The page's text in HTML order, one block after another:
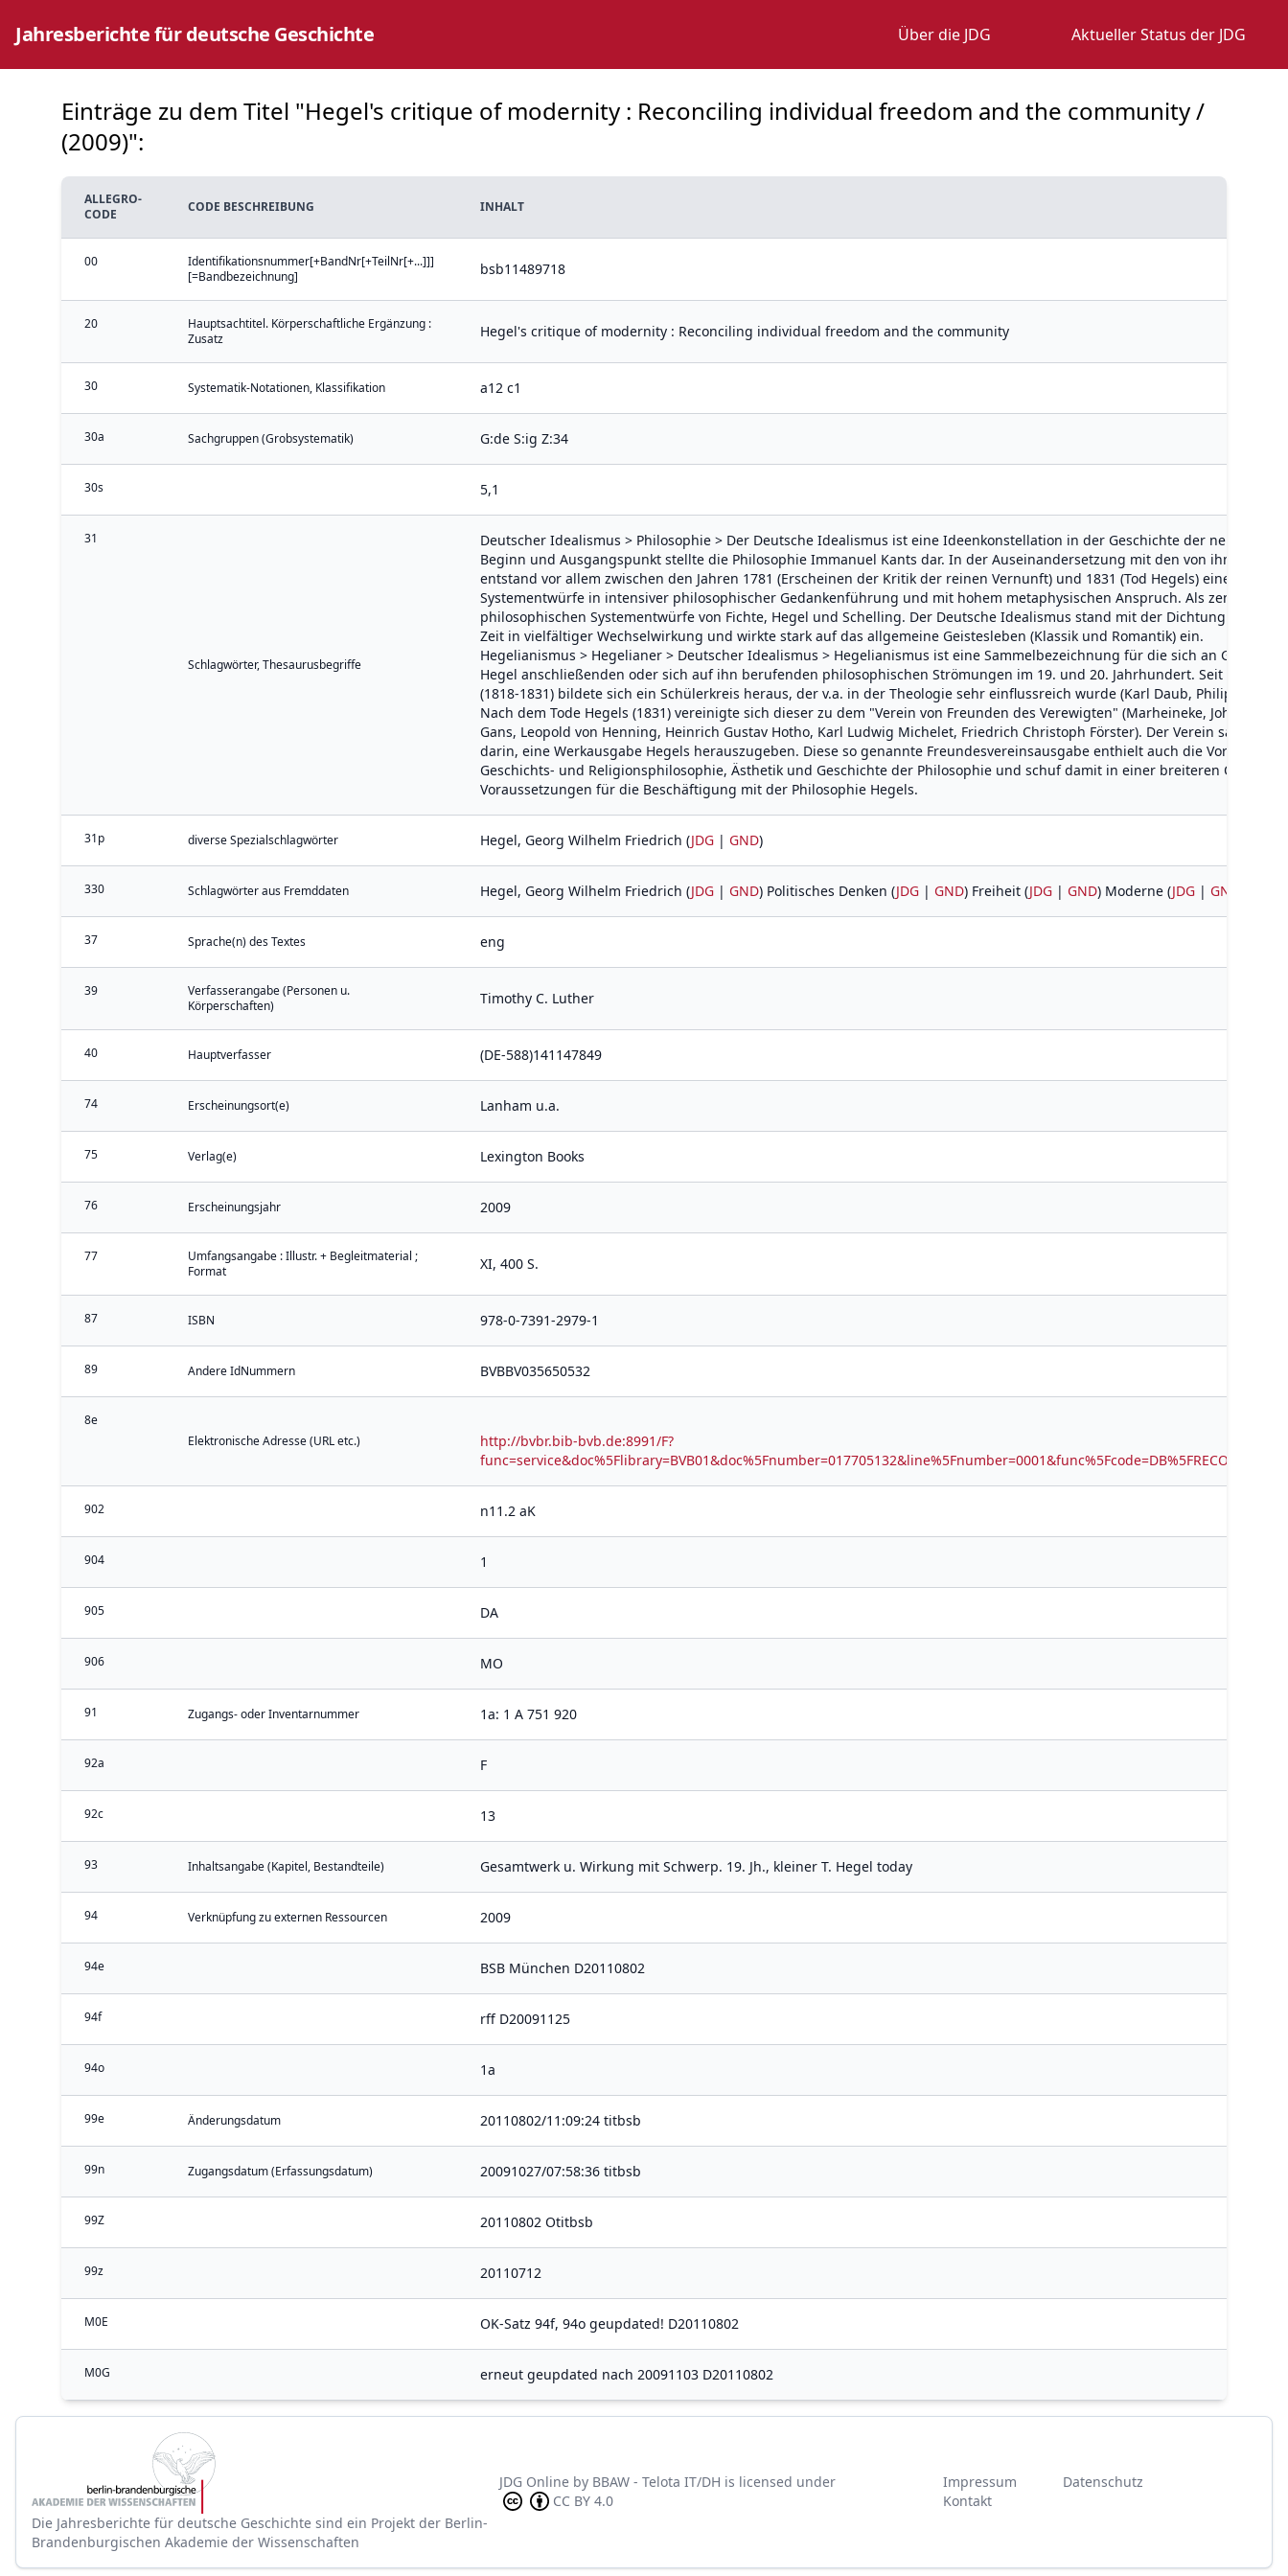
Jahresberichte für deutsche Geschichte Über die JDG Aktueller Status der JDG
Einträge zu dem Titel "Hegel's critique of modernity : Reconciling individual freedom and the community /
(2009)":
ALLEGRO-
CODE
CODE BESCHREIBUNG INHALT
00
Identifikationsnummer[+BandNr[+TeilNr[+...]]]
[=Bandbezeichnung]
bsb11489718
20
Hauptsachtitel. Körperschaftliche Ergänzung :
Zusatz
Hegel's critique of modernity : Reconciling individual freedom and the community
30 Systematik-Notationen, Klassifikation a12 c1
30a Sachgruppen (Grobsystematik) G:de S:ig Z:34
30s 5,1
31
Schlagwörter, Thesaurusbegriffe
Deutscher Idealismus > Philosophie > Der Deutsche Idealismus ist eine Ideenkonstellation in der Geschichte der neueren
Beginn und Ausgangspunkt stellte die Philosophie Immanuel Kants dar. In der Auseinandersetzung mit den von ihm
entstand vor allem zwischen den Jahren 1781 (Erscheinen der Kritik der reinen Vernunft) und 1831 (Tod Hegels) eine Fülle
Systementwürfe in intensiver philosophischer Gedankenführung und mit hohem metaphysischen Anspruch. Als zentral
philosophischen Systementwürfe von Fichte, Hegel und Schelling. Der Deutsche Idealismus stand mit der Dichtung und
Zeit in vielfältiger Wechselwirkung und wirkte stark auf das allgemeine Geistesleben (Klassik und Romantik) ein.
Hegelianismus > Hegelianer > Deutscher Idealismus > Hegelianismus ist eine Sammelbezeichnung für die sich an Georg
Hegel anschließenden oder sich auf ihn berufenden philosophischen Strömungen im 19. und 20. Jahrhundert. Seit der
(1818-1831) bildete sich ein Schülerkreis heraus, der v.a. in der Theologie sehr einflussreich wurde (Karl Daub, Philipp
Nach dem Tode Hegels (1831) vereinigte sich dieser zu dem "Verein von Freunden des Verewigten" (Marheineke, Johannes
Gans, Leopold von Henning, Heinrich Gustav Hotho, Karl Ludwig Michelet, Friedrich Christoph Förster). Der Verein sah seine
darin, eine Werkausgabe Hegels herauszugeben. Diese so genannte Freundesvereinsausgabe enthielt auch die
Geschichts- und Religionsphilosophie, Ästhetik und Geschichte der Philosophie und schuf damit in einer breiteren
Voraussetzungen für die Beschäftigung mit der Philosophie Hegels.
31p diverse Spezialschlagwörter Hegel, Georg Wilhelm Friedrich (JDG | GND)
330 Schlagwörter aus Fremddaten Hegel, Georg Wilhelm Friedrich (JDG | GND) Politisches Denken (JDG | GND) Freiheit (JDG | GND) Moderne (JDG | GND
37 Sprache(n) des Textes eng
39
Verfasserangabe (Personen u.
Körperschaften)
Timothy C. Luther
40 Hauptverfasser (DE-588)141147849
74 Erscheinungsort(e) Lanham u.a.
75 Verlag(e) Lexington Books
76 Erscheinungsjahr 2009
77
Umfangsangabe : Illustr. + Begleitmaterial ;
Format
XI, 400 S.
87 ISBN 978-0-7391-2979-1
89 Andere IdNummern BVBBV035650532
8e
Elektronische Adresse (URL etc.)
http://bvbr.bib-bvb.de:8991/F?
902 n11.2 aK
904 1
905 DA
906 MO
91 Zugangs- oder Inventarnummer 1a: 1 A 751 920
92a F
92c 13
93 Inhaltsangabe (Kapitel, Bestandteile) Gesamtwerk u. Wirkung mit Schwerp. 19. Jh., kleiner T. Hegel today
94 Verknüpfung zu externen Ressourcen 2009
94e BSB München D20110802
94f rff D20091125
94o 1a
99e Änderungsdatum 20110802/11:09:24 titbsb
99n Zugangsdatum (Erfassungsdatum) 20091027/07:58:36 titbsb
99Z 20110802 Otitbsb
99z 20110712
M0E OK-Satz 94f, 94o geupdated! D20110802
M0G erneut geupdated nach 20091103 D20110802
Die Jahresberichte für deutsche Geschichte sind ein Projekt der Berlin-
Brandenburgischen Akademie der Wissenschaften
JDG Onlineby BBAW - Telota IT/DH is licensed under
CC BY 4.0
Impressum
Datenschutz
Kontakt